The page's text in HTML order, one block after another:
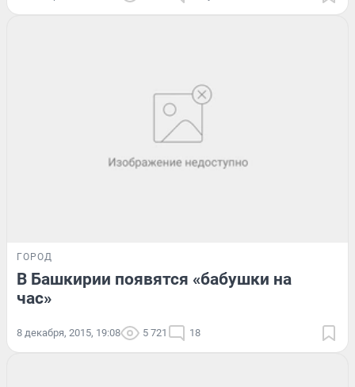
ГОРОД
В Башкирии появятся «бабушки на
час»
8 декабря, 2015, 19:08 5 721 18